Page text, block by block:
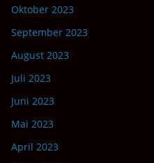
Oktober 2023
September 2023
August 2023
Juli 2023
Juni 2023
Mai 2023
April 2023